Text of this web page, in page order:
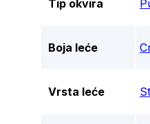
Tip okvira
Boja leće
Vrsta leće